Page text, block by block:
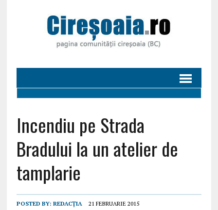
Incendiu pe Strada
Bradului la un atelier de
tamplarie
POSTED BY: REDACȚIA 21 FEBRUARIE 2015